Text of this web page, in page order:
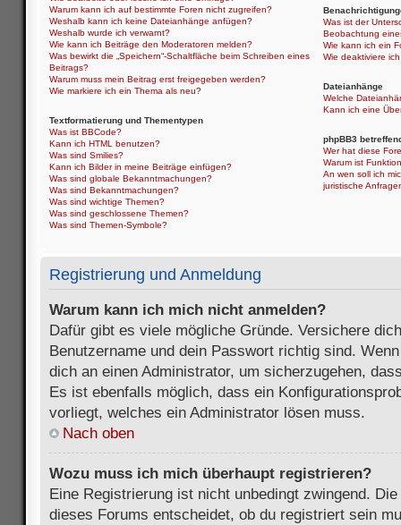
Warum kann ich auf bestimmte Foren nicht zugreifen?
Weshalb kann ich keine Dateianhänge anfügen?
Weshalb wurde ich verwarnt?
Wie kann ich Beiträge den Moderatoren melden?
Was bewirkt die „Speichern“-Schaltfläche beim Schreiben eines
Beitrags?
Warum muss mein Beitrag erst freigegeben werden?
Wie markiere ich ein Thema als neu?
Textformatierung und Thementypen
Was ist BBCode?
Kann ich HTML benutzen?
Was sind Smilies?
Kann ich Bilder in meine Beiträge einfügen?
Was sind globale Bekanntmachungen?
Was sind Bekanntmachungen?
Was sind wichtige Themen?
Was sind geschlossene Themen?
Was sind Themen-Symbole?
Was ist der
Beobachtung
Wie kann ich ein
Wie deaktiviere
Dateianhänge
Welche
Kann ich eine
phpBB3
Wer hat diese
Warum ist
An wen soll ich
juristische
Registrierung und Anmeldung
Warum kann ich mich nicht anmelden?
Dafür gibt es viele mögliche Gründe. Versichere
Benutzername und dein Passwort richtig sind.
dich an einen Administrator, um sicherzugehen,
Es ist ebenfalls möglich, dass ein
vorliegt, welches ein Administrator lösen muss.
Nach oben
Wozu muss ich mich überhaupt registrieren?
Eine Registrierung ist nicht unbedingt zwingend.
dieses Forums entscheidet, ob du registriert sein